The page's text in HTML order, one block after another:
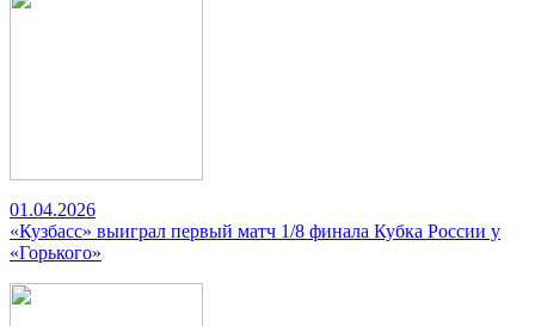
01.04.2026
«Кузбасс» выиграл первый матч 1/8 финала Кубка России у
«Горького»